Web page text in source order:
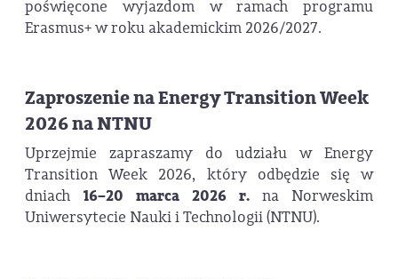
poświęcone wyjazdom w ramach programu
Erasmus+ w roku akademickim 2026/2027.
Zaproszenie na Energy Transition Week
2026 na NTNU
Uprzejmie zapraszamy do udziału w Energy
Transition Week 2026, który odbędzie się w
dniach 16–20 marca 2026 r. na Norweskim
Uniwersytecie Nauki i Technologii (NTNU).